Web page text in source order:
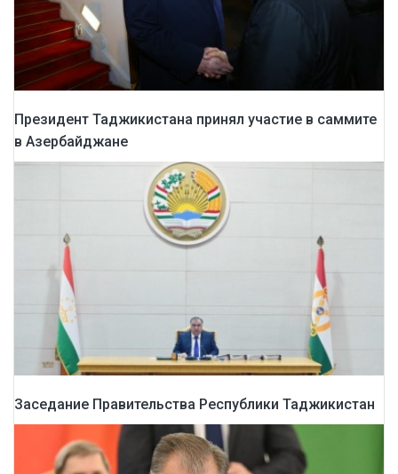
Президент Таджикистана принял участие в саммите
в Азербайджане
Заседание Правительства Республики Таджикистан